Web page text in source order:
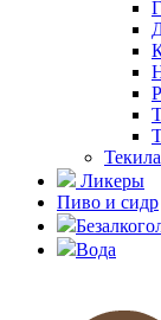
Текила
Ликеры
Пиво и сидр
Вода